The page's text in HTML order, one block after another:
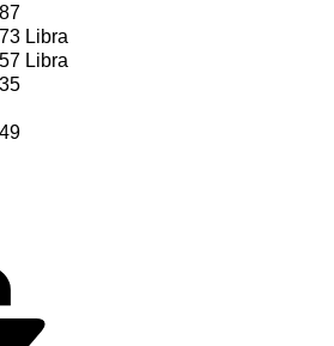
Libra
Libra